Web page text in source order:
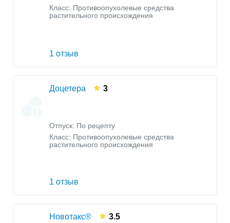
Класс: Противоопухолевые средства
растительного происхождения
1 отзыв
Доцетера 3
Отпуск: По рецепту
Класс: Противоопухолевые средства
растительного происхождения
1 отзыв
Новотакс® 3.5